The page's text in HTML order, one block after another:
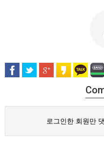
로그인한 회원만